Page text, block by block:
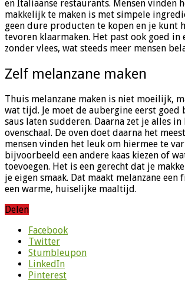
en Italiaanse restaurants. Mensen vinden
makkelijk te maken is met simpele
geen dure producten te kopen en je kunt
tevoren klaarmaken. Het past ook goed in
zonder vlees, wat steeds meer mensen
Zelf melanzane maken
Thuis melanzane maken is niet moeilijk,
wat tijd. Je moet de aubergine eerst goed
saus laten sudderen. Daarna zet je alles in
ovenschaal. De oven doet daarna het
mensen vinden het leuk om hiermee te
bijvoorbeeld een andere kaas kiezen of
toevoegen. Het is een gerecht dat je
je eigen smaak. Dat maakt melanzane een
een warme, huiselijke maaltijd.
Delen
Facebook
Twitter
Stumbleupon
LinkedIn
Pinterest